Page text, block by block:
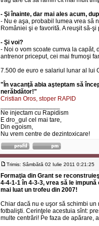
- Şi înainte, dar mai ales acum,
- Nu e aşa, probabil lumea vrea să
României şi e favorită. A reuşit să-
- Şi voi?
- Noi o vom scoate cumva la capăt,
antrenor priceput, cei mai frumoşi
7.500 de euro e salariul lunar al lui
"În vacanţă abia aşteptam să
nerăbdător!"
Cristian Oros, stoper RAPID
Ne injectam cu Rapidism
E dro_gul cel mai tare,
Din egoism,
Nu vrem centre de dezintoxicare!
Trimis: Sâmbătă 02 Iulie 2011 0:21:25
Formaţia din Grant se
4-4-1-1 în 4-3-3, vrea să le
mai luat un trofeu din 2007!
Chiar dacă nu e uşor să schimbi
fotbalişti. Cerinţele acestuia sînt:
multe centrări! Pe faza de apărare,